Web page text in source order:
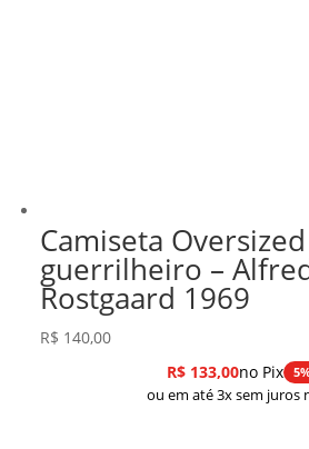
Camiseta
guerrilheiro –
Rostgaard 1969
R$ 140,00
R$133,00no Pix
ou em até 3x sem juros